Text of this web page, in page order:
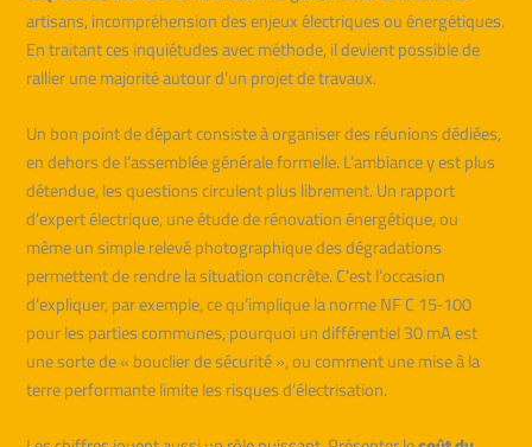
artisans, incompréhension des enjeux électriques ou énergétiques.
En traitant ces inquiétudes avec méthode, il devient possible de
rallier une majorité autour d’un projet de travaux.
Un bon point de départ consiste à organiser des réunions dédiées,
en dehors de l’assemblée générale formelle. L’ambiance y est plus
détendue, les questions circulent plus librement. Un rapport
d’expert électrique, une étude de rénovation énergétique, ou
même un simple relevé photographique des dégradations
permettent de rendre la situation concrète. C’est l’occasion
d’expliquer, par exemple, ce qu’implique la norme NF C 15‑100
pour les parties communes, pourquoi un différentiel 30 mA est
une sorte de « bouclier de sécurité », ou comment une mise à la
terre performante limite les risques d’électrisation.